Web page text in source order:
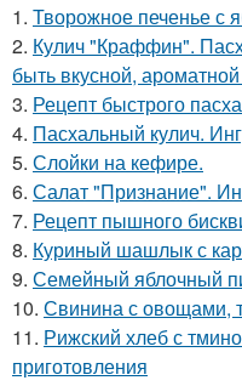
1. Творожное печенье с
2. Кулич "Краффин".
быть вкусной,
3. Рецепт быстрого
4. Пасхальный кулич.
5. Слойки на кефире.
6. Салат "Признание".
7. Рецепт пышного
8. Куриный шашлык с
9. Семейный яблочный
10. Свинина с овощами,
11. Рижский хлеб с
приготовления